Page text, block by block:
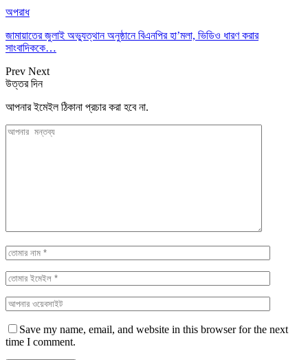
অপরাধ
জামায়াতের জুলাই অভ্যুত্থান অনুষ্ঠানে বিএনপির হা’মলা, ভিডিও ধারণ করার
সাংবাদিককে…
Prev Next
উত্তর দিন
আপনার ইমেইল ঠিকানা প্রচার করা হবে না.
Save my name, email, and website in this browser for the next
time I comment.